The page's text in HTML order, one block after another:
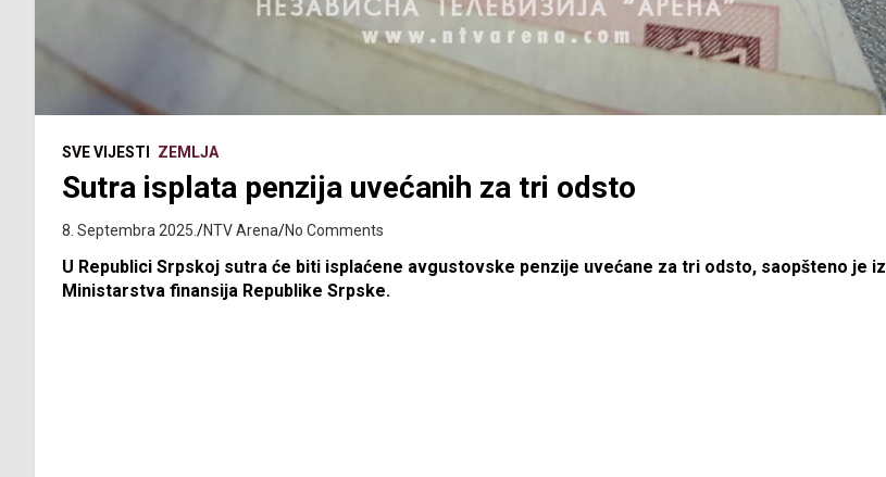
SVE VIJESTI ZEMLJA
Sutra isplata penzija uvećanih za tri odsto
8. Septembra 2025. NTV Arena No Comments
U Republici Srpskoj sutra će biti isplaćene avgustovske penzije uvećane za tri odsto, saopšteno je iz
Ministarstva finansija Republike Srpske.